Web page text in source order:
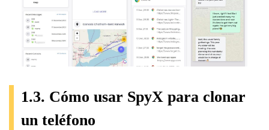
1.3. Cómo usar SpyX para clonar
un teléfono